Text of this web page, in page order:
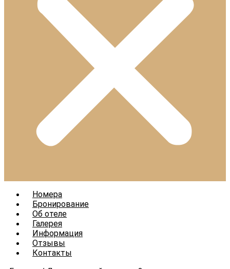
Номера
Бронирование
Об отеле
Галерея
Информация
Отзывы
Контакты